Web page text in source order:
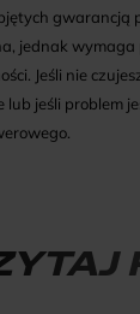
gwarancją
jednak wymaga
Jeśli nie
lub jeśli problem